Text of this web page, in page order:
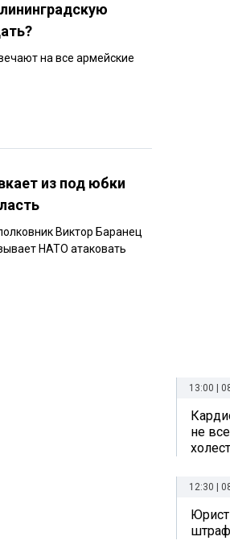
на все армейские
из под юбки
Виктор Баранец
НАТО атаковать
13:00 |
не
12:30 |
Юрист